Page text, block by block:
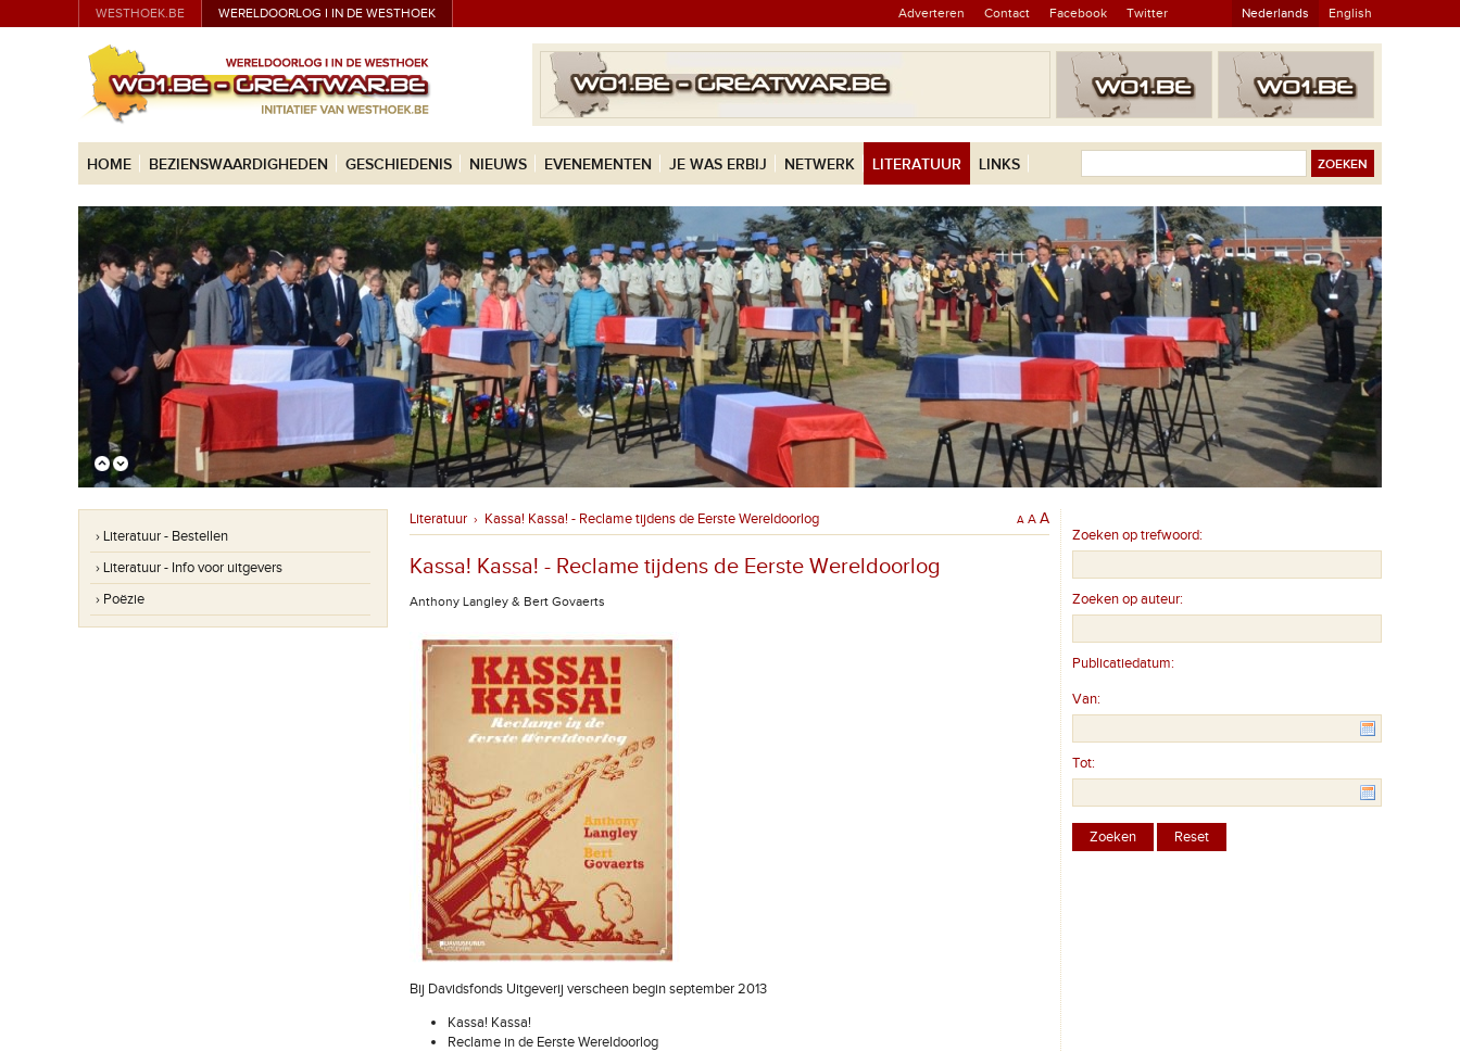
WESTHOEK.BE WERELDOORLOG I IN DE WESTHOEK Adverteren Contact Facebook Twitter Nederlands English
HOME BEZIENSWAARDIGHEDEN GESCHIEDENIS NIEUWS EVENEMENTEN JE WAS ERBIJ NETWERK LITERATUUR LINKS
› Literatuur - Bestellen
› Literatuur - Info voor uitgevers
› Poëzie
Literatuur › Kassa! Kassa! - Reclame tijdens de Eerste Wereldoorlog A A A
Kassa! Kassa! - Reclame tijdens de Eerste Wereldoorlog
Anthony Langley & Bert Govaerts
Bij Davidsfonds Uitgeverij verscheen begin september 2013
Kassa! Kassa!
Reclame in de Eerste Wereldoorlog
Zoeken op trefwoord:
Zoeken op auteur:
Publicatiedatum:
Van:
Tot: